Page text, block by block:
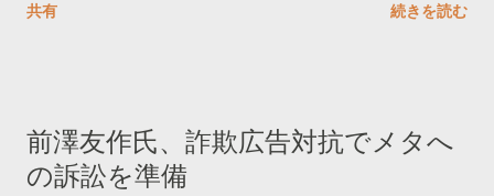
学しました。 ー バズの目安は1300リツイート ー 人は16の熱量
トするのか？ https://marketing.twitter.com/ja/insights/kakusan
共有 続きを読む
前澤友作氏、詐欺広告対抗でメタへ
の訴訟を準備